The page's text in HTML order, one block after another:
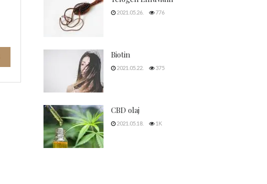
2021.05.26. 776
Biotin
2021.05.22. 375
CBD olaj
2021.05.18. 1K